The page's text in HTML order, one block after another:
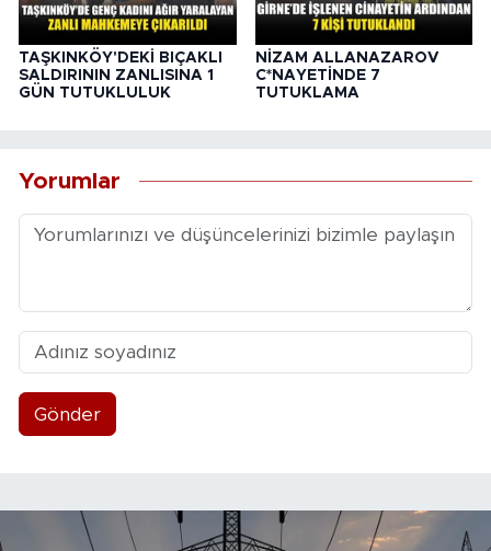
TAŞKINKÖY'DEKİ BIÇAKLI
SALDIRININ ZANLISINA 1
GÜN TUTUKLULUK
NİZAM ALLANAZAROV
C*NAYETİNDE 7
TUTUKLAMA
Yorumlar
Gönder